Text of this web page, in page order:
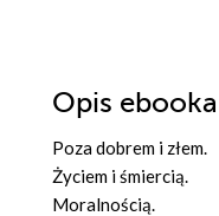
Opis ebooka
Poza dobrem i złem.
Życiem i śmiercią.
Moralnością.